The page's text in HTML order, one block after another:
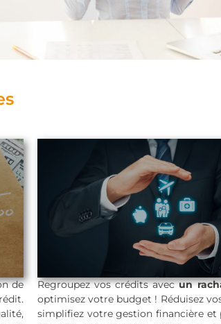
de
Regroupez vos crédits avecun
optimisez votre budget ! Réduisez
simplifiez votre gestion financière et